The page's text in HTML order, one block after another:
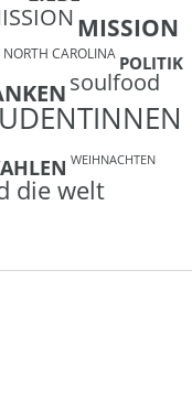
MISSION
NORTH CAROLINA POLITIK
soulfood
WEIHNACHTEN
die welt